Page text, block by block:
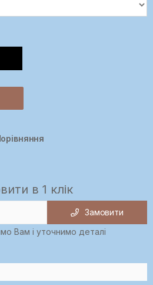
в 1 клік
Замовити
Вам і уточнимо деталі